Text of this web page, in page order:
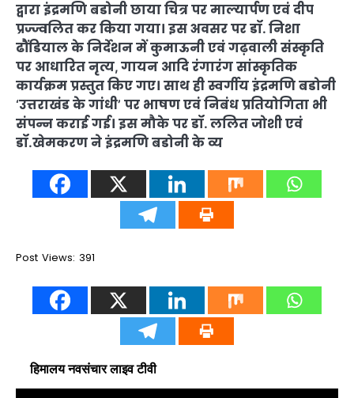
द्वारा इंद्रमणि बडोनी छाया चित्र पर माल्यार्पण एवं दीप
प्रज्ज्वलित कर किया गया। इस अवसर पर डॉ. निशा
ढौंडियाल के निर्देशन में कुमाऊनी एवं गढ़वाली संस्कृति
पर आधारित नृत्य, गायन आदि रंगारंग सांस्कृतिक
कार्यक्रम प्रस्तुत किए गए। साथ ही स्वर्गीय इंद्रमणि बडोनी
‘उत्तराखंड के गांधी’ पर भाषण एवं निबंध प्रतियोगिता भी
संपन्न कराई गई। इस मौके पर डॉ. ललित जोशी एवं
डॉ.खेमकरण ने इंद्रमणि बडोनी के व्य
Post Views: 391
हिमालय नवसंचार लाइव टीवी